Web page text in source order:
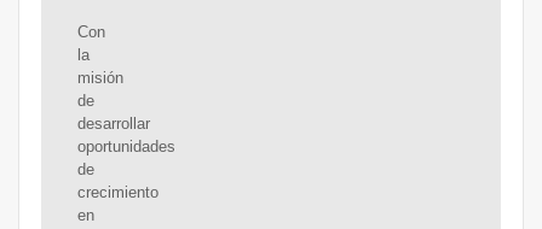
Con
la
misión
de
desarrollar
oportunidades
de
crecimiento
en